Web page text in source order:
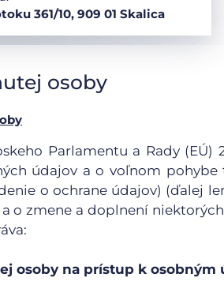
361/10, 909 01 Skalica
osoby
Parlamentu a Rady (EÚ)
údajov a o voľnom
o ochrane údajov) (ďalej
o zmene a doplnení
osoby na prístup k osobným